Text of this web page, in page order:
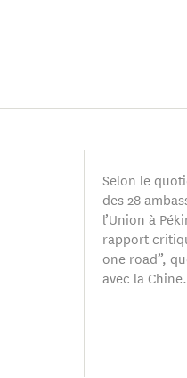
Selon le
des 28
l’Union à
rapport
one road”,
avec la Chine.